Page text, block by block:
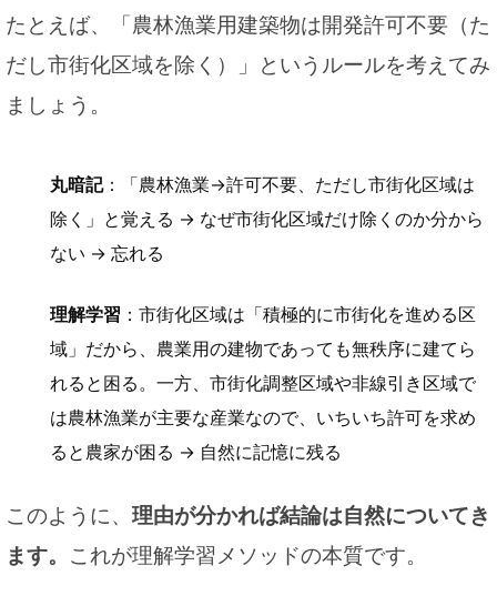
たとえば、「農林漁業用建築物は開発許可不要（た
だし市街化区域を除く）」というルールを考えてみ
ましょう。
丸暗記：「農林漁業→許可不要、ただし市街化区域は
除く」と覚える → なぜ市街化区域だけ除くのか分から
ない → 忘れる
理解学習 ：市街化区域は「積極的に市街化を進める区
域」だから、農業用の建物であっても無秩序に建てら
れると困る。一方、市街化調整区域や非線引き区域で
は農林漁業が主要な産業なので、いちいち許可を求め
ると農家が困る → 自然に記憶に残る
このように、 理由が分かれば結論は自然についてき
ます。 これが理解学習メソッドの本質です。